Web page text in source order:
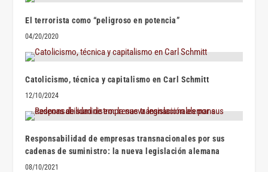
El terrorista como “peligroso en potencia”
04/20/2020
Catolicismo, técnica y capitalismo en Carl Schmitt
12/10/2024
Responsabilidad de empresas transnacionales por sus
cadenas de suministro: la nueva legislación alemana
08/10/2021